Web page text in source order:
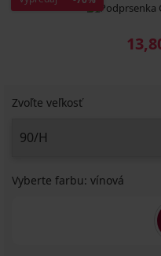
Zvoľte veľkosť
Vyberte farbu: vínová